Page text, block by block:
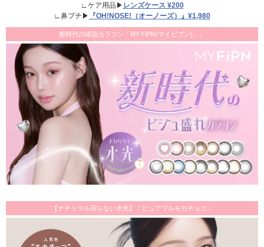
∟ケア用品▶ レンズケース ¥200
∟鼻プチ▶
『OH!NOSE!（オーノーズ）』¥1,980
新時代の韓国カラコン「MY FiPN(マイピプン)」。
【ナチュラル回らない水光】「ピュアブルモカチョコ」